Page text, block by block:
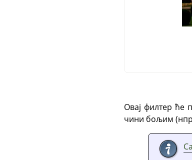
Овај филтер ће
чини бољим